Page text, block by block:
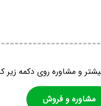
و مشاوره روی دکمه زیر
مشاوره و فروش